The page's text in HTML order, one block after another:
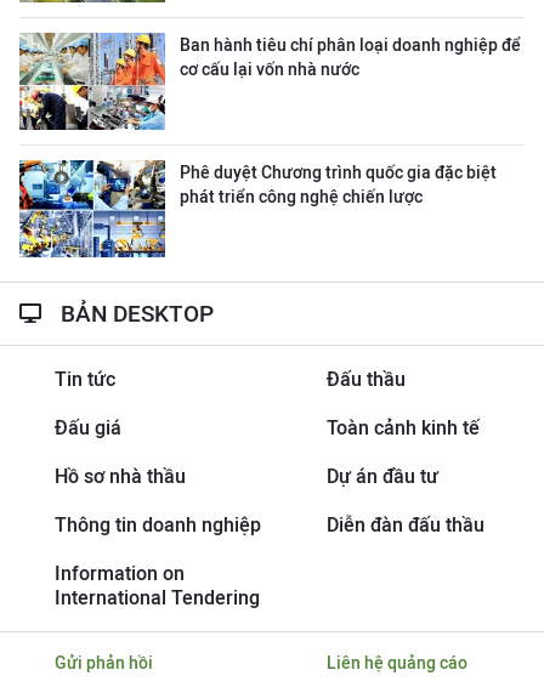
Ban hành tiêu chí phân loại doanh nghiệp để
cơ cấu lại vốn nhà nước
Phê duyệt Chương trình quốc gia đặc biệt
phát triển công nghệ chiến lược
BẢN DESKTOP
Tin tức Đấu thầu
Đấu giá Toàn cảnh kinh tế
Hồ sơ nhà thầu Dự án đầu tư
Thông tin doanh nghiệp Diễn đàn đấu thầu
Information on
International Tendering
Gửi phản hồi Liên hệ quảng cáo